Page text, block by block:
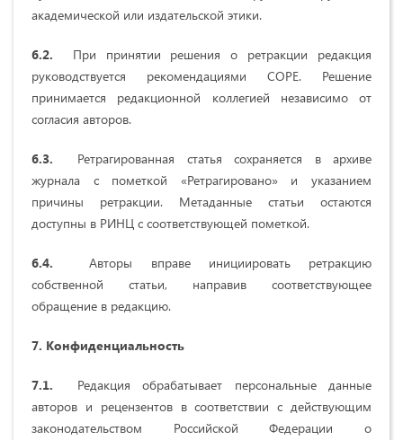
академической или издательской этики.
6.2. При принятии решения о ретракции редакция
руководствуется рекомендациями COPE. Решение
принимается редакционной коллегией независимо от
согласия авторов.
6.3. Ретрагированная статья сохраняется в архиве
журнала с пометкой «Ретрагировано» и указанием
причины ретракции. Метаданные статьи остаются
доступны в РИНЦ с соответствующей пометкой.
6.4. Авторы вправе инициировать ретракцию
собственной статьи, направив соответствующее
обращение в редакцию.
7. Конфиденциальность
7.1. Редакция обрабатывает персональные данные
авторов и рецензентов в соответствии с действующим
законодательством Российской Федерации о